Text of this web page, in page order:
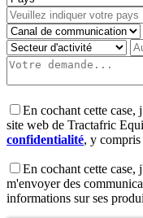
En cochant cette case,
site web de Tractafric
confidentialité, y
En cochant cette case,
m'envoyer des
informations sur ses